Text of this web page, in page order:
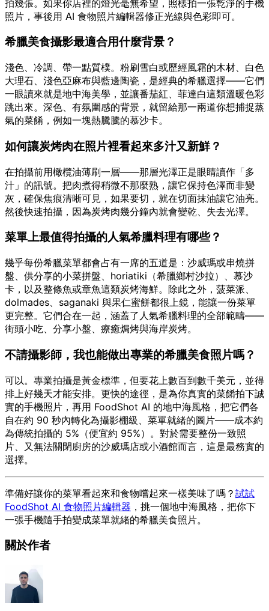
拍幾張。如果你店裡的燈光毫無希望，照樣拍一張乾淨的手機
照片，事後用 AI 食物照片編輯器修正光線與色彩即可。
希臘美食攝影最適合用什麼背景？
淺色、冷調、帶一點質樸。粉刷雪白或歷經風霜的木材、白色
大理石、淺色亞麻布與藍邊陶瓷，是經典的希臘選擇——它們
一眼讀來就是地中海美學，並讓番茄紅、菲達白這類溫暖色彩
跳出來。深色、有氛圍感的背景，就留給那一兩道你想捕捉蒸
氣的菜餚，例如一塊熱騰騰的慕沙卡。
如何讓炭烤肉在照片裡看起來多汁又新鮮？
在拍攝前用橄欖油薄刷一層——那層光澤正是眼睛讀作「多
汁」的訊號。把肉煮得稍微不那麼熟，讓它保持色澤而非變
灰，確保焦痕清晰可見，如果要切，就在切面抹油讓它油亮。
然後快速拍攝，因為炭烤肉幾分鐘內就會變乾、失去光澤。
菜單上最值得拍攝的人氣希臘料理有哪些？
幾乎每份希臘菜單都會占有一席的五道是：沙威瑪或串燒拼
盤、供分享的小菜拼盤、horiatiki（希臘鄉村沙拉）、慕沙
卡，以及整條魚或章魚這類炭烤海鮮。除此之外，菠菜派、
dolmades、saganaki 與果仁蜜餅都很上鏡，能讓一份菜單
更完整。它們合在一起，涵蓋了人氣希臘料理的全部範疇——
街頭小吃、分享小盤、療癒焗烤與海岸炭烤。
不請攝影師，我也能做出專業的希臘美食照片嗎？
可以。專業拍攝是黃金標準，但要花上數百到數千美元，並得
排上好幾天才能安排。更快的途徑，是為你真實的菜餚拍下誠
實的手機照片，再用 FoodShot AI 的地中海風格，把它們各
自在約 90 秒內轉化為攝影棚級、菜單就緒的圖片——成本約
為傳統拍攝的 5%（便宜約 95%）。對於需要整份一致照
片、又無法關閉廚房的沙威瑪店或小酒館而言，這是最務實的
選擇。
準備好讓你的菜單看起來和食物嚐起來一樣美味了嗎？ 試試
FoodShot AI 食物照片編輯器 ，挑一個地中海風格，把你下
一張手機隨手拍變成菜單就緒的希臘美食照片。
關於作者